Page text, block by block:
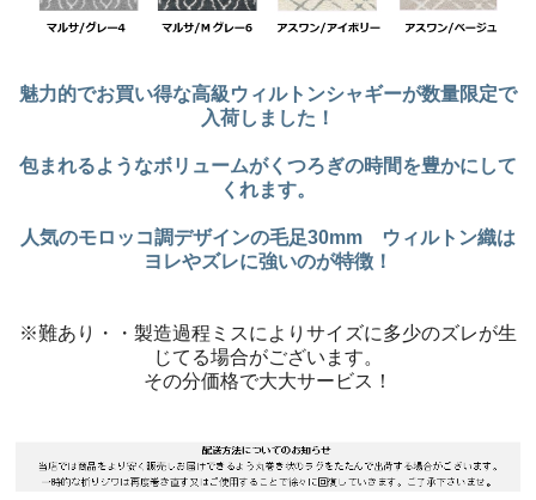
魅力的でお買い得な高級ウィルトンシャギーが数量限定で
入荷しました！
包まれるようなボリュームがくつろぎの時間を豊かにして
くれます。
人気のモロッコ調デザインの毛足30mm ウィルトン織は
ヨレやズレに強いのが特徴！
※難あり・・製造過程ミスによりサイズに多少のズレが生
じてる場合がございます。
その分価格で大大サービス！